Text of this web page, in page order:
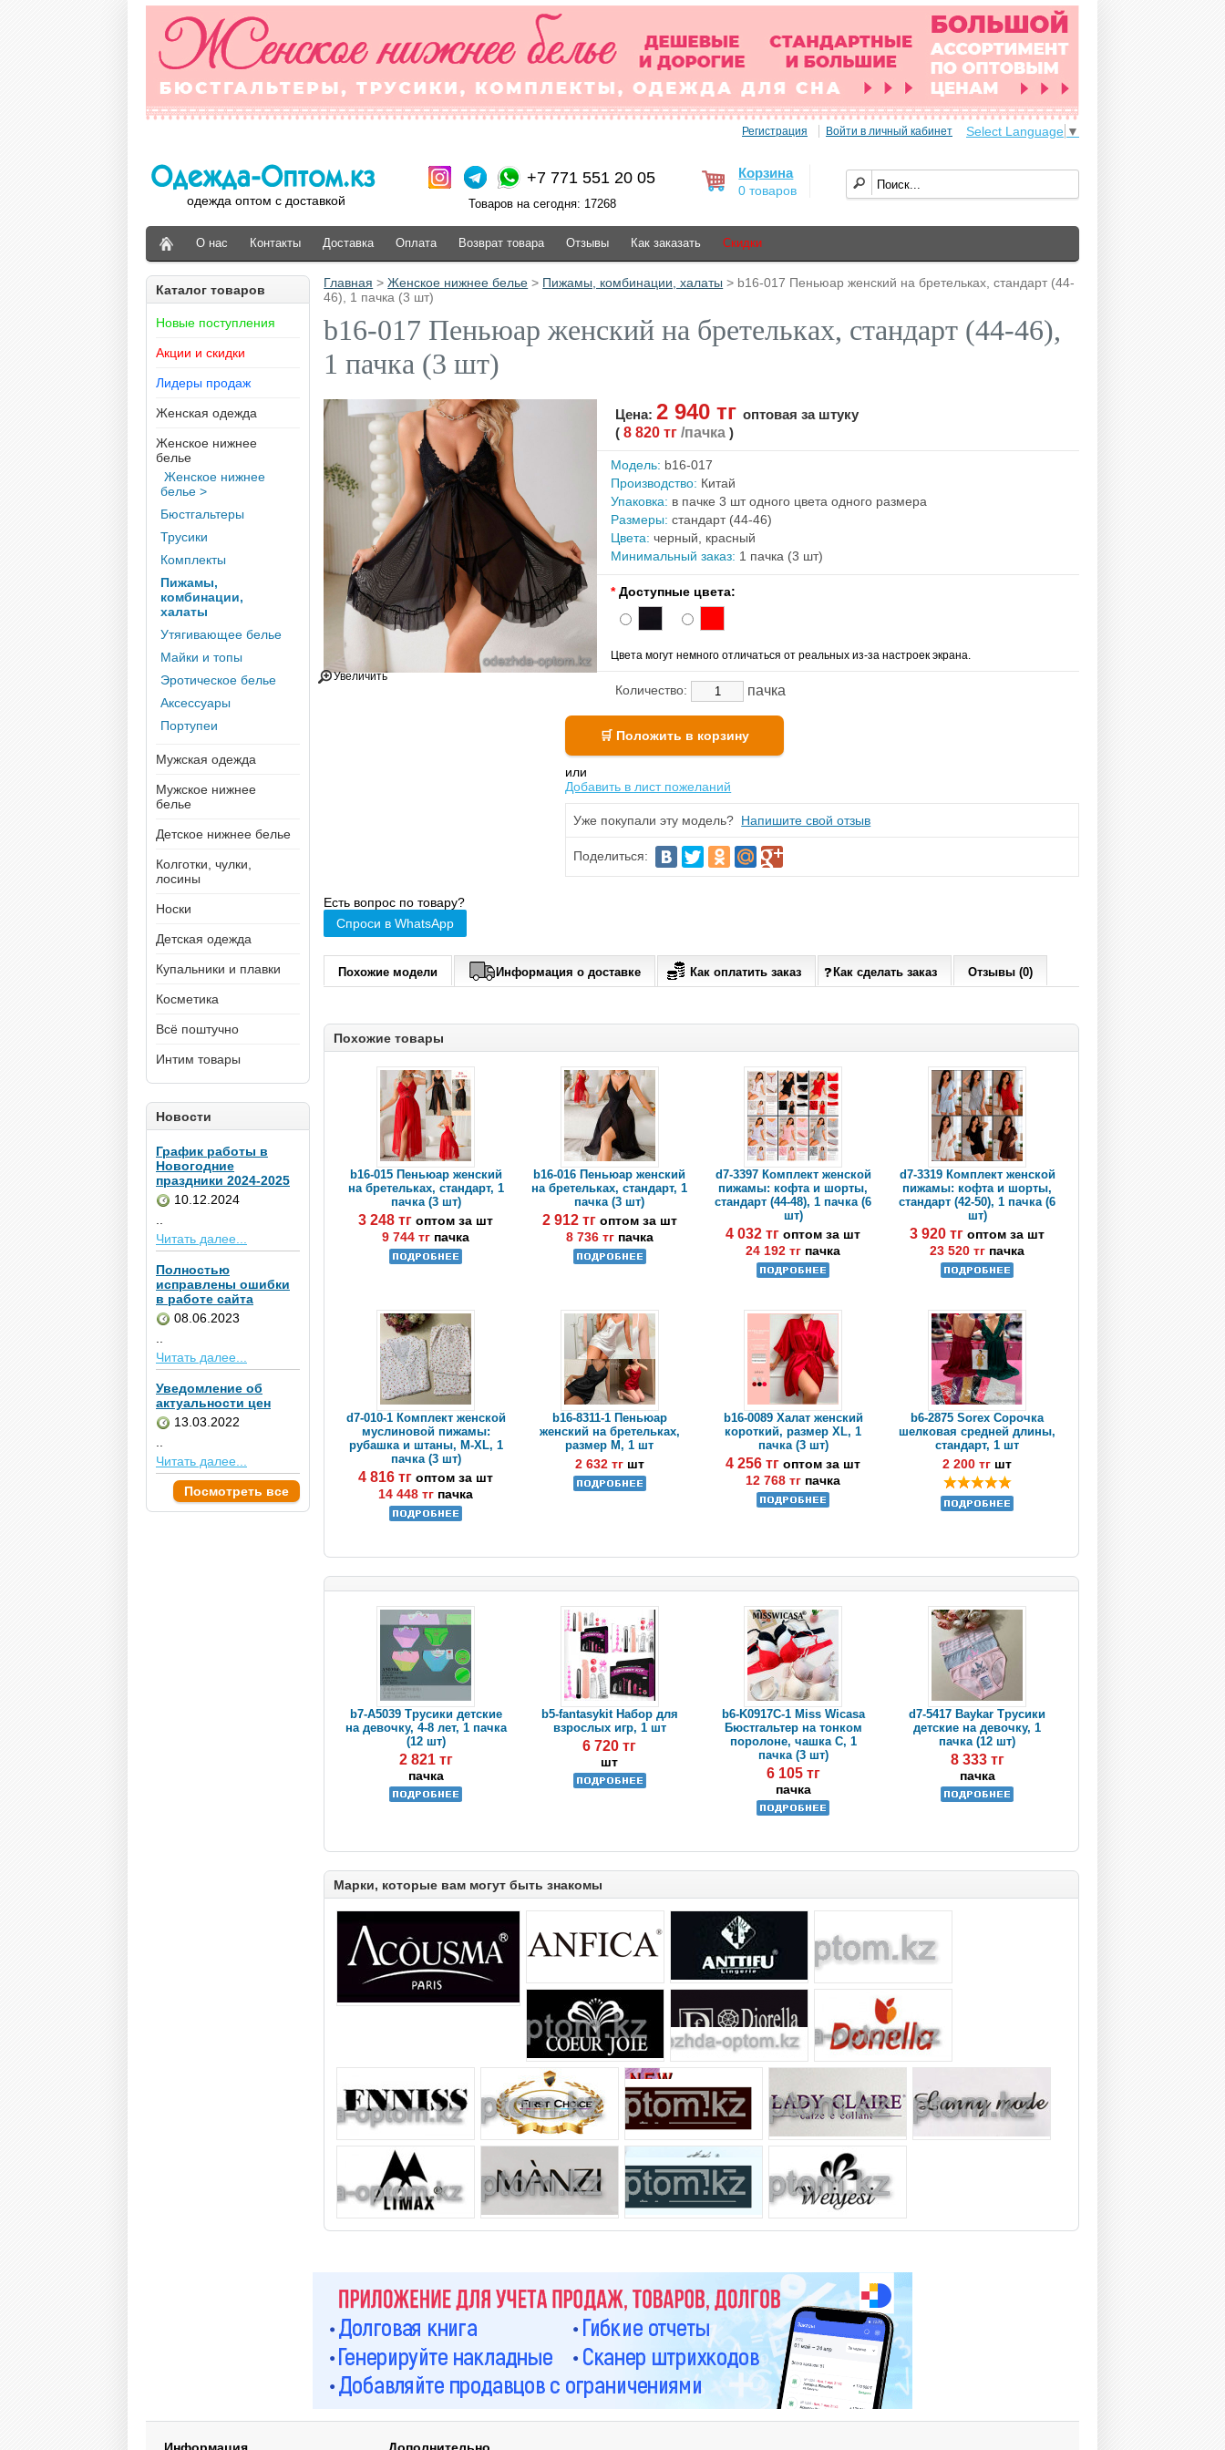
Регистрация Войти в личный кабинет Select Language ▼
одежда оптом с доставкой
+7 771 551 20 05
Товаров на сегодня: 17268
Корзина
0 товаров
О нас Контакты Доставка Оплата Возврат товара Отзывы Как заказать Скидки
Каталог товаров
Новые поступления
Акции и скидки
Лидеры продаж
Женская одежда
Женское нижнее
белье
Женское нижнее
белье >
Бюстгальтеры
Трусики
Комплекты
Пижамы,
комбинации,
халаты
Утягивающее белье
Майки и топы
Эротическое белье
Аксессуары
Портупеи
Мужская одежда
Мужское нижнее
белье
Детское нижнее белье
Колготки, чулки,
лосины
Носки
Детская одежда
Купальники и плавки
Косметика
Всё поштучно
Интим товары
Главная >Женское нижнее белье > Пижамы, комбинации, халаты > b16-017 Пеньюар женский на бретельках, стандарт (44-
46), 1 пачка (3 шт)
b16-017 Пеньюар женский на бретельках, стандарт (44-46),
1 пачка (3 шт)
Увеличить
Цена:2 940 тгоптовая за штуку
(8 820 тг/пачка)
Модель: b16-017
Производство: Китай
Упаковка: в пачке 3 шт одного цвета одного размера
Размеры: стандарт (44-46)
Цвета: черный, красный
Минимальный заказ: 1 пачка (3 шт)
* Доступные цвета:
Цвета могут немного отличаться от реальных из-за настроек экрана.
Количество: пачка
или
Добавить в лист пожеланий
Уже покупали эту модель? Напишите свой отзыв
Поделиться:
Есть вопрос по товару?
Спроси в WhatsApp
Похожие модели Информация о доставке Как оплатить заказ Как сделать заказ Отзывы (0)
Похожие товары
b16-015 Пеньюар женский
на бретельках, стандарт, 1
пачка (3 шт)
3 248 тгоптом за шт
9 744 тг пачка
b16-016 Пеньюар женский
на бретельках, стандарт, 1
пачка (3 шт)
2 912 тг оптом за шт
8 736 тг пачка
d7-3397 Комплект женской
пижамы: кофта и шорты,
стандарт (44-48), 1 пачка (6
шт)
4 032 тгоптом за шт
24 192 тг пачка
d7-3319 Комплект женской
пижамы: кофта и шорты,
стандарт (42-50), 1 пачка (6
шт)
3 920 тгоптом за шт
23 520 тг пачка
d7-010-1 Комплект женской
муслиновой пижамы:
рубашка и штаны, M-XL, 1
пачка (3 шт)
4 816 тгоптом за шт
14 448 тг пачка
b16-8311-1 Пеньюар
женский на бретельках,
размер M, 1 шт
2 632 тг шт
b16-0089 Халат женский
короткий, размер XL, 1
пачка (3 шт)
4 256 тгоптом за шт
12 768 тг пачка
b6-2875 Sorex Сорочка
шелковая средней длины,
стандарт, 1 шт
2 200 тг шт
b7-A5039 Трусики детские
на девочку, 4-8 лет, 1 пачка
(12 шт)
2 821 тг
пачка
b5-fantasykit Набор для
взрослых игр, 1 шт
6 720 тг
шт
b6-K0917C-1 Miss Wicasa
Бюстгальтер на тонком
поролоне, чашка C, 1
пачка (3 шт)
6 105 тг
пачка
d7-5417 Baykar Трусики
детские на девочку, 1
пачка (12 шт)
8 333 тг
пачка
Марки, которые вам могут быть знакомы
Новости
График работы в
Новогодние
праздники 2024-2025
10.12.2024
..
Читать далее...
Полностью
исправлены ошибки
в работе сайта
08.06.2023
..
Читать далее...
Уведомление об
актуальности цен
13.03.2022
..
Читать далее...
Посмотреть все